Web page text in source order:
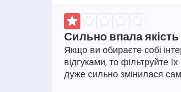
Сильно впала
Якщо ви обираєте собі
відгуками, то фільтруйте
дуже сильно змінилася